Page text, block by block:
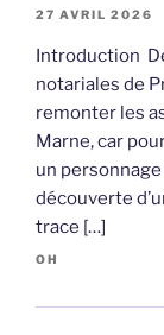
27 AVRIL 2026
Introduction
notariales de
remonter les
Marne, car
un
découverte
trace […]
OH